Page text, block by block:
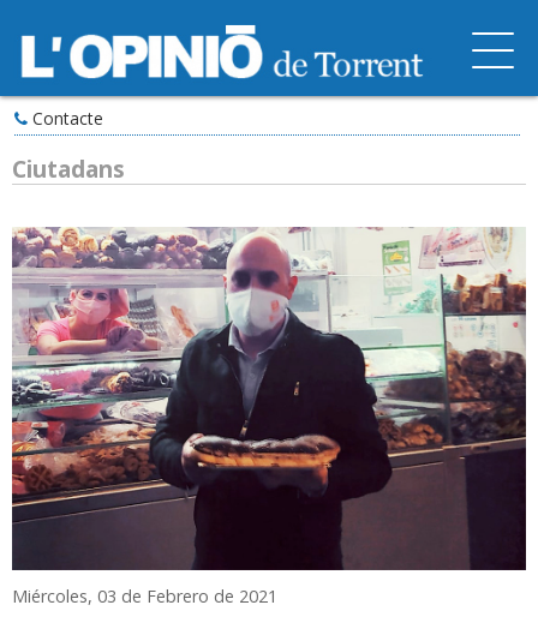
Contacte
Ciutadans
Miércoles, 03 de Febrero de 2021